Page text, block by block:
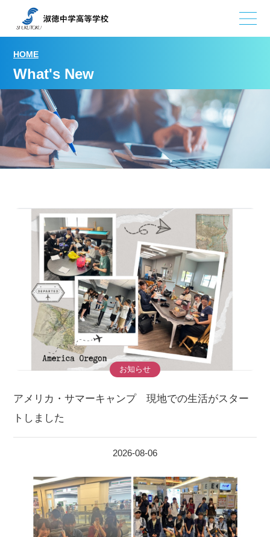
HOME
What's New
お知らせ
アメリカ・サマーキャンプ 現地での生活がスター
トしました
2026-08-06